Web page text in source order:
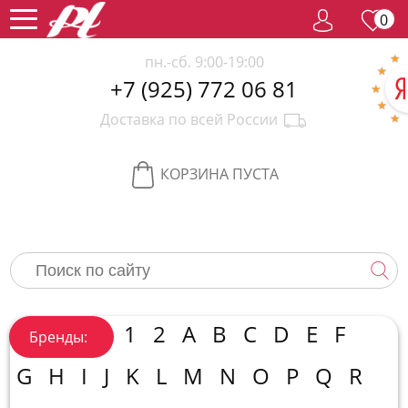
0
пн.-сб. 9:00-19:00
+7 (925) 772 06 81
Доставка по всей России
КОРЗИНА ПУСТА
Бренды: 1 2 A B C D E
F
G
H I J K L M N O P Q
R
Женский
парфюм
Мужской
парфюм
Селективный
косметика
Новинки
Хиты
продаж
Спецпредложение